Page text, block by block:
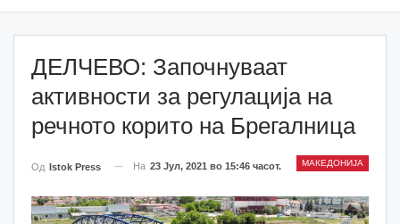
ДЕЛЧЕВО: Започнуваат
активности за регулација на
речното корито на Брегалница
МАКЕДОНИЈА
Од Istok Press На 23 Јул, 2021 во 15:46 часот.